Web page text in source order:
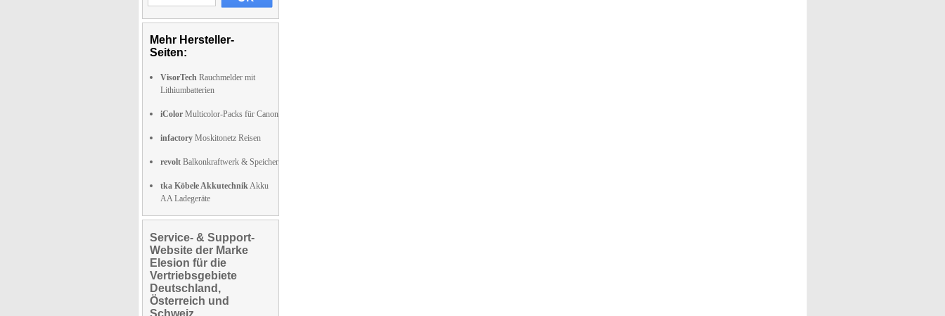
Mehr Hersteller-
Seiten:
VisorTech Rauchmelder mit
Lithiumbatterien
iColor Multicolor-Packs für Canon
infactory Moskitonetz Reisen
revolt Balkonkraftwerk & Speicher
tka Köbele AkkutechnikAkku
AA Ladegeräte
Service- & Support-
Website der Marke
Elesion für die
Vertriebsgebiete
Deutschland,
Österreich und
Schweiz